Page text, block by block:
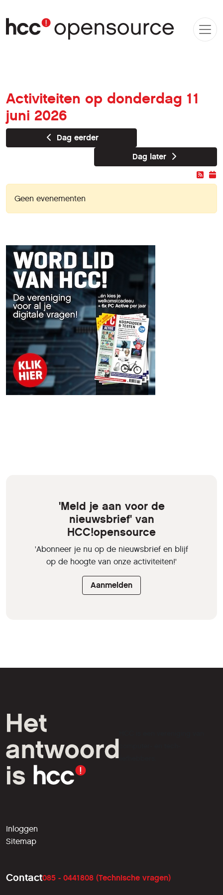
Activiteiten op donderdag 11
juni 2026
Dag eerder
Dag later
Geen evenementen
'Meld je aan voor de
nieuwsbrief' van
HCC!opensource
'Abonneer je nu op de nieuwsbrief en blijf
op de hoogte van onze activiteiten!'
Aanmelden
liefhebbers.
Inloggen
Sitemap
Contact085 - 0441808 (Technische vragen)